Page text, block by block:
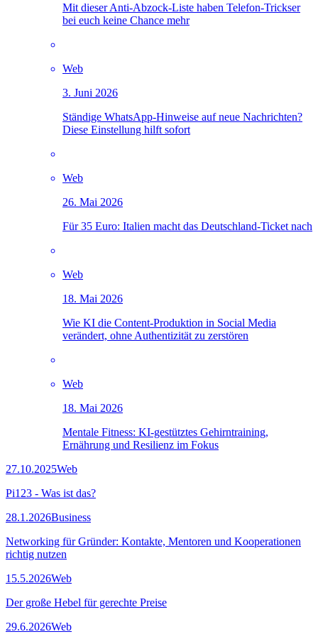
Mit dieser Anti-Abzock-Liste haben Telefon-Trickser
bei euch keine Chance mehr
Web
3. Juni 2026
Ständige WhatsApp-Hinweise auf neue Nachrichten?
Diese Einstellung hilft sofort
Web
26. Mai 2026
Für 35 Euro: Italien macht das Deutschland-Ticket nach
Web
18. Mai 2026
Wie KI die Content-Produktion in Social Media
verändert, ohne Authentizität zu zerstören
Web
18. Mai 2026
Mentale Fitness: KI-gestütztes Gehirntraining,
Ernährung und Resilienz im Fokus
27.10.2025Web
Pi123 - Was ist das?
28.1.2026Business
Networking für Gründer: Kontakte, Mentoren und Kooperationen
richtig nutzen
15.5.2026Web
Der große Hebel für gerechte Preise
29.6.2026Web